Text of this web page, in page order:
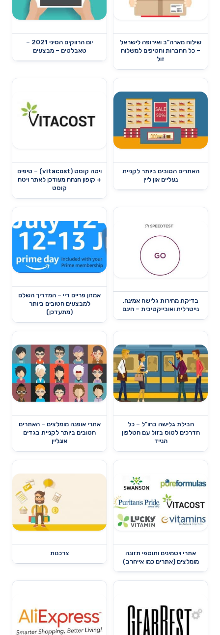
שילוח מארה"ב ואירופה לישראל
– כל החברות והטיפים למשלוח
זול
יום הרווקים הסיני 2021 –
טאבלטים – מבצעים
האתרים הטובים ביותר לקניית
נעליים און ליין
ויטה קוסט (vitacost) – טיפים
+ קופון הנחה מעודכן לאתר ויטה
קוסט
בדיקת מהירות גלישה אמינה,
נייטרלית ואובייקטיבית – חינם
אמזון פריים דיי – המדריך השלם
למבצעים הטובים ביותר
(מתעדכן)
חבילת גלישה בחו"ל – כל
הדרכים לטוס בזול עם הטלפון
הנייד
אתרי אופנה מומלצים – האתרים
הטובים ביותר לקניית בגדים
אונליין
אתרי ויטמינים ותוספי תזונה
מומלצים (אתרים כמו אייהרב)
צרכנות